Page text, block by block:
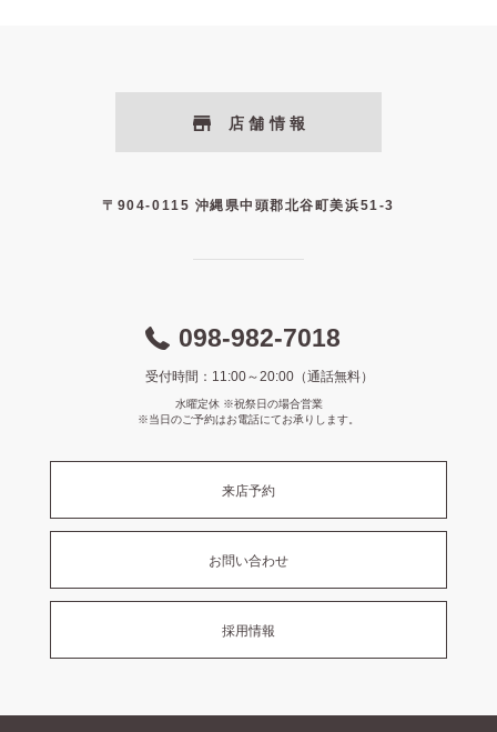
店舗情報
〒904-0115 沖縄県中頭郡北谷町美浜51-3
098-982-7018
受付時間：11:00～20:00（通話無料）
水曜定休 ※祝祭日の場合営業
※当日のご予約はお電話にてお承りします。
来店予約
お問い合わせ
採用情報